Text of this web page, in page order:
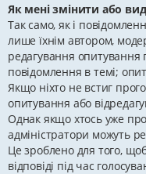
Як мені змінити або
Так само, як і
лише їхнім автором,
редагування опитування
повідомлення в темі;
Якщо ніхто не встиг
опитування або
Однак якщо хтось уже
адміністратори можуть
Це зроблено для того,
відповіді під час